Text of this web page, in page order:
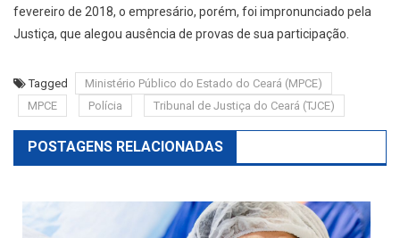
fevereiro de 2018, o empresário, porém, foi impronunciado pela
Justiça, que alegou ausência de provas de sua participação.
Tagged
Ministério Público do Estado do Ceará (MPCE)
MPCE
Polícia Tribunal de Justiça do Ceará (TJCE)
POSTAGENS RELACIONADAS